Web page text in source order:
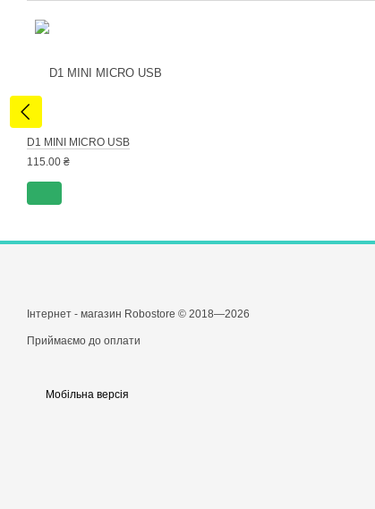
D1 MINI MICRO USB
115.00 ₴
Інтернет - магазин Robostore © 2018—2026
Приймаємо до оплати
Мобільна версія